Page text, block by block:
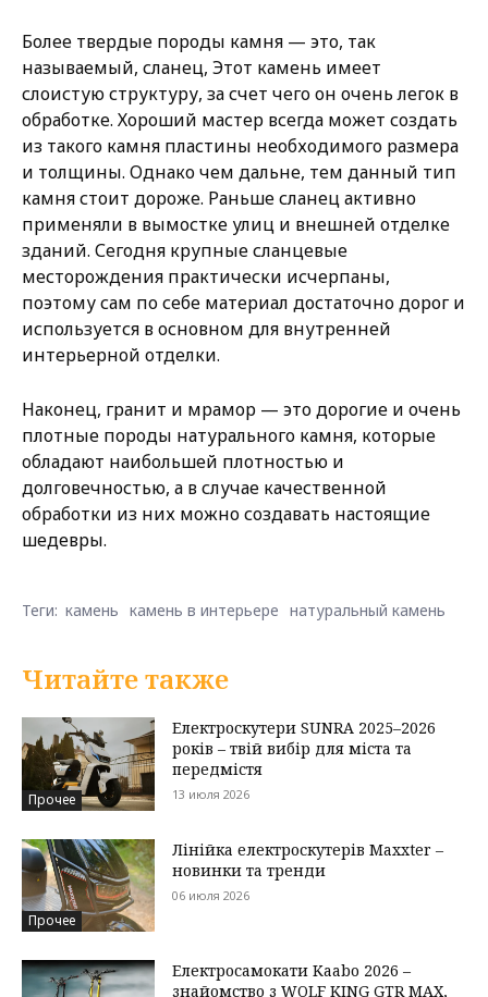
Более твердые породы камня — это, так
называемый, сланец, Этот камень имеет
слоистую структуру, за счет чего он очень легок в
обработке. Хороший мастер всегда может создать
из такого камня пластины необходимого размера
и толщины. Однако чем дальне, тем данный тип
камня стоит дороже. Раньше сланец активно
применяли в вымостке улиц и внешней отделке
зданий. Сегодня крупные сланцевые
месторождения практически исчерпаны,
поэтому сам по себе материал достаточно дорог и
используется в основном для внутренней
интерьерной отделки.
Наконец, гранит и мрамор — это дорогие и очень
плотные породы натурального камня, которые
обладают наибольшей плотностью и
долговечностью, а в случае качественной
обработки из них можно создавать настоящие
шедевры.
Теги: камень камень в интерьере натуральный камень
Читайте также
Прочее
Електроскутери SUNRA 2025–2026
років – твій вибір для міста та
передмістя
13 июля 2026
Прочее
Лінійка електроскутерів Maxxter –
новинки та тренди
06 июля 2026
Електросамокати Kaabo 2026 –
знайомство з WOLF KING GTR MAX,